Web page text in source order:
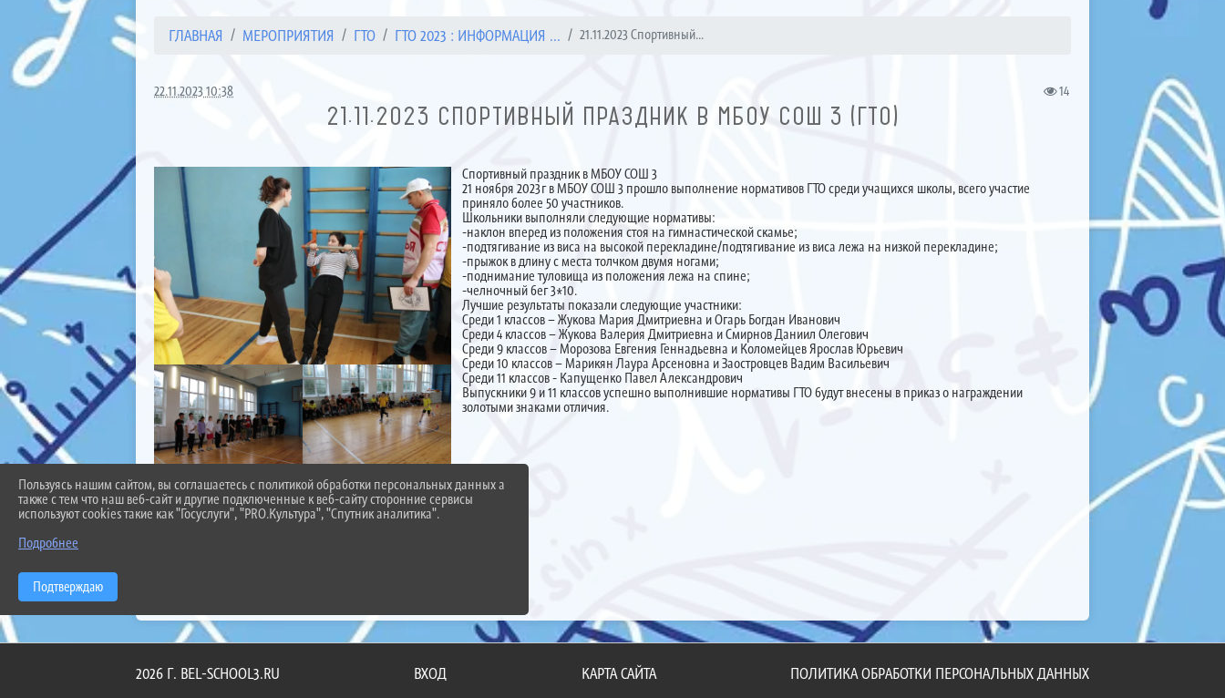
ГЛАВНАЯ МЕРОПРИЯТИЯ ГТО ГТО 2023 : ИНФОРМАЦИЯ ... 21.11.2023 Спортивный...
22.11.2023 10:38 14
21.11.2023 СПОРТИВНЫЙ ПРАЗДНИК В МБОУ СОШ 3 (ГТО)
Спортивный праздник в МБОУ СОШ 3
21 ноября 2023г в МБОУ СОШ 3 прошло выполнение нормативов ГТО среди учащихся школы, всего участие
приняло более 50 участников.
Школьники выполняли следующие нормативы:
-наклон вперед из положения стоя на гимнастической скамье;
-подтягивание из виса на высокой перекладине/подтягивание из виса лежа на низкой перекладине;
-прыжок в длину с места толчком двумя ногами;
-поднимание туловища из положения лежа на спине;
-челночный бег 3*10.
Лучшие результаты показали следующие участники:
Среди 1 классов – Жукова Мария Дмитриевна и Огарь Богдан Иванович
Среди 4 классов – Жукова Валерия Дмитриевна и Смирнов Даниил Олегович
Среди 9 классов – Морозова Евгения Геннадьевна и Коломейцев Ярослав Юрьевич
Среди 10 классов – Марикян Лаура Арсеновна и Заостровцев Вадим Васильевич
Среди 11 классов - Капущенко Павел Александрович
Выпускники 9 и 11 классов успешно выполнившие нормативы ГТО будут внесены в приказ о награждении
золотыми знаками отличия.
2026 Г. BEL-SCHOOL3.RU ВХОД КАРТА САЙТА ПОЛИТИКА ОБРАБОТКИ ПЕРСОНАЛЬНЫХ ДАННЫХ
Пользуясь нашим сайтом, вы соглашаетесь с политикой обработки персональных данных а
также с тем что наш веб-сайт и другие подключенные к веб-сайту сторонние сервисы
используют cookies такие как "Госуслуги", "PRO.Культура", "Спутник аналитика".
Подробнее
Подтверждаю